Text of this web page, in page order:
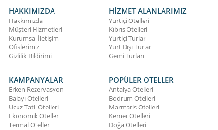
HAKKIMIZDA
Hakkımızda
Müşteri Hizmetleri
Kurumsal İletişim
Ofislerimiz
Gizlilik Bildirimi
HİZMET ALANLARIMIZ
Yurtiçi Otelleri
Kıbrıs Otelleri
Yurtiçi Turlar
Yurt Dışı Turlar
Gemi Turları
KAMPANYALAR
Erken Rezervasyon
Balayı Otelleri
Ucuz Tatil Otelleri
Ekonomik Oteller
Termal Oteller
POPÜLER OTELLER
Antalya Otelleri
Bodrum Otelleri
Marmaris Otelleri
Kemer Otelleri
Doğa Otelleri